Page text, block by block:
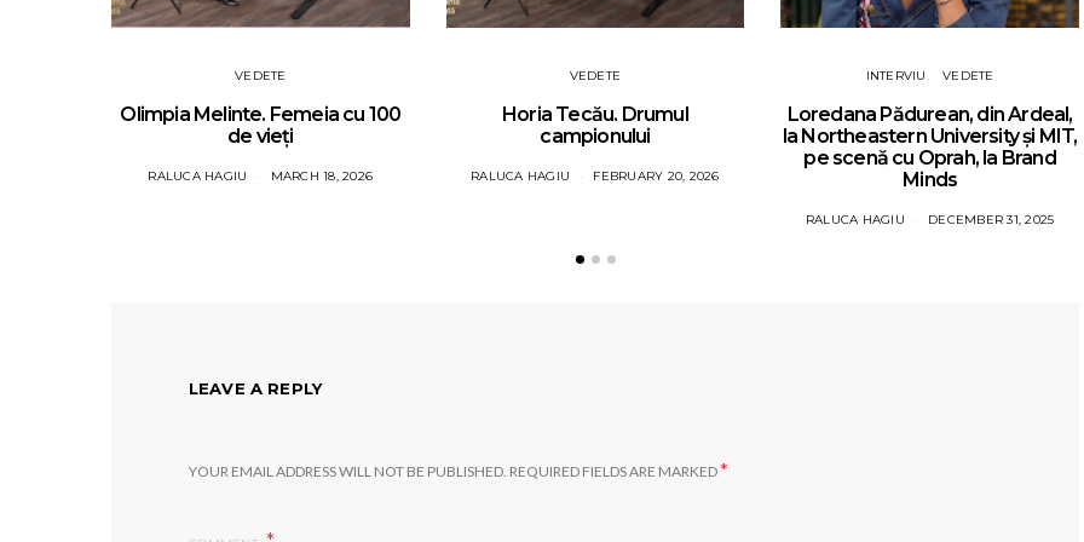
VEDETE
Olimpia Melinte. Femeia cu 100
de vieți
RALUCA HAGIU MARCH 18, 2026
VEDETE
Horia Tecău. Drumul
campionului
RALUCA HAGIU FEBRUARY 20, 2026
INTERVIU VEDETE
Loredana Pădurean, din Ardeal,
la Northeastern University și MIT,
pe scenă cu Oprah, la Brand
Minds
RALUCA HAGIU DECEMBER 31, 2025
LEAVE A REPLY
YOUR EMAIL ADDRESS WILL NOT BE PUBLISHED. REQUIRED FIELDS ARE MARKED*